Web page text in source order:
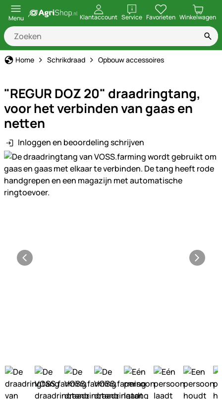
Menu Klantaccount ServiceopenenFavorieten Winkelwagen
Home Schrikdraad Opbouw accessoires
"REGUR DOZ 20" draadringtang,
voor het verbinden van gaas en
netten
Inloggen en beoordeling schrijven
Productgalerij